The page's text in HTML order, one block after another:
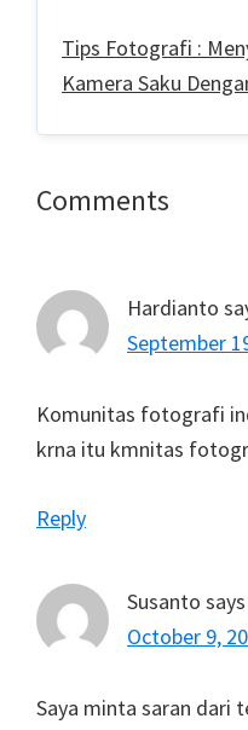
Tips Fotografi :
Kamera Saku
Reader
Comments
Hardianto
September
Komunitas fotografi
krna itu kmnitas
Reply
Susanto says
October 9,
Saya minta saran dari